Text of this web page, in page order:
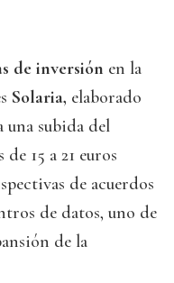
de inversión en la
Solaria, elaborado
subida del
15 a 21 euros
de acuerdos
de datos, uno de
de la